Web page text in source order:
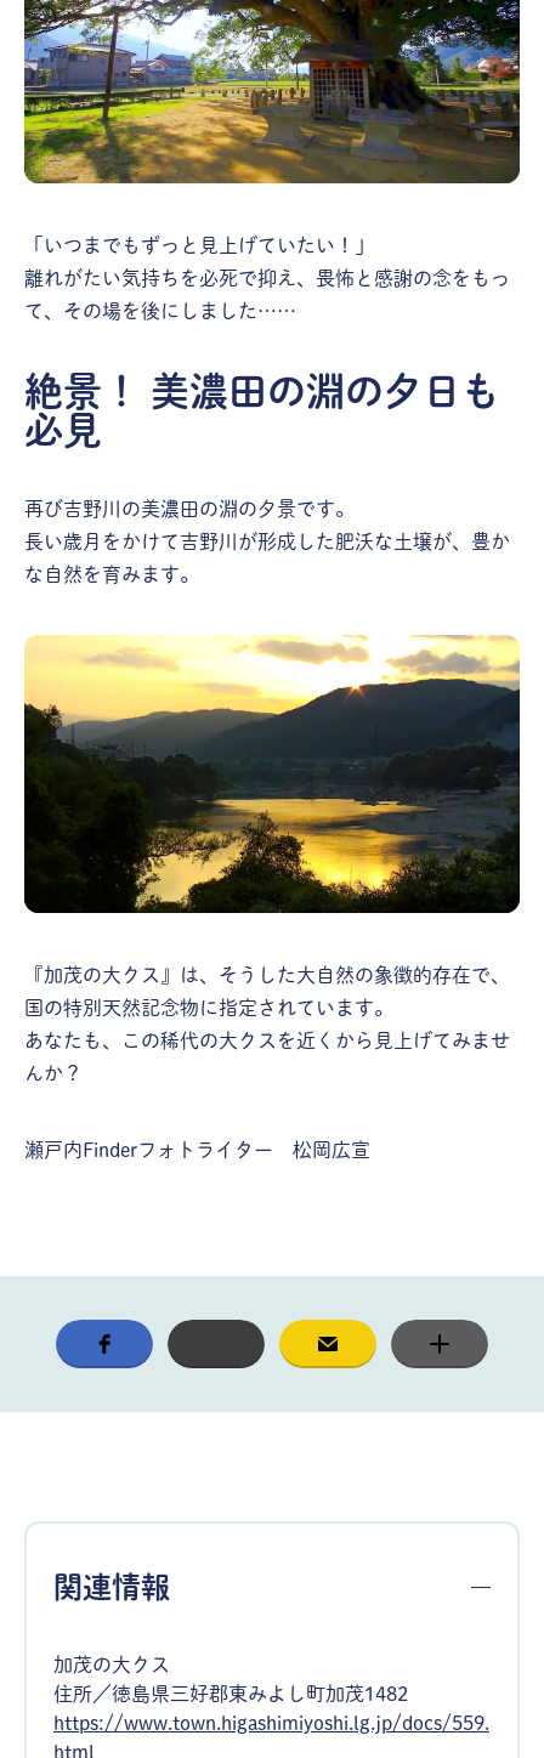
「いつまでもずっと見上げていたい！」
離れがたい気持ちを必死で抑え、畏怖と感謝の念をもっ
て、その場を後にしました……
絶景！ 美濃田の淵の夕日も
必見
再び吉野川の美濃田の淵の夕景です。
長い歳月をかけて吉野川が形成した肥沃な土壌が、豊か
な自然を育みます。
『加茂の大クス』は、そうした大自然の象徴的存在で、
国の特別天然記念物に指定されています。
あなたも、この稀代の大クスを近くから見上げてみませ
んか？
瀬戸内Finderフォトライター 松岡広宣
関連情報
加茂の大クス
住所／徳島県三好郡東みよし町加茂1482
https://www.town.higashimiyoshi.lg.jp/docs/559.
html